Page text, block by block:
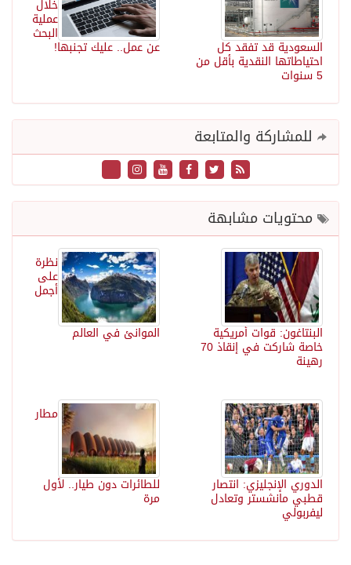
خلال
عملية
البحث
عن عمل.. عليك تجنبها! السعودية قد تفقد كل
احتياطاتها النقدية بأقل من
5 سنوات
للمشاركة والمتابعة
محتويات مشابهة
نظرة
على
أجمل
الموانئ في العالم
البنتاغون: قوات أمريكية
خاصة شاركت في إنقاذ 70
رهينة
مطار
للطائرات دون طيار.. لأول
مرة
الدوري الإنجليزي: انتصار
قطبي مانشستر وتعادل
ليفربولي